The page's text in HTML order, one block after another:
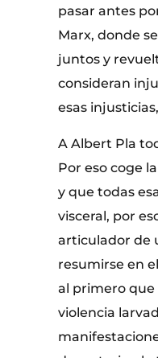
pasar antes
Marx, donde
juntos y
consideran
esas
A Albert Pla
Por eso coge
y que todas
visceral, por
articulador de
resumirse en
al primero que
violencia